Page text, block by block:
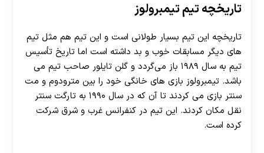
تاریخچه تیم تیمبرولوز
تاریخچه این تیم بسیار طولانی است و این تیم هم مثل تیم
های دیگر مسابقات خوب و بد داشته است اما تاریخ تأسیس
تیم به سال ۱۹۸۹ باز می‌گردد و گلن تایلور صاحب تیم می‌
باشد. تیمبرولوز بازی‌ های خانگی خود را بین مترودوم و مت
سنتر بازی می‌ کردند تا آن که در سال ۱۹۹۰ به تارگت سنتر
نقل مکان کردند. این تیم در کنفرانس غرب و شرق شرکت
کرده است.